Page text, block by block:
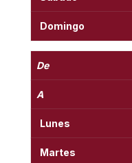
Domingo
De
A
Lunes
Martes